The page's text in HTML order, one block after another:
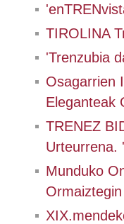
TIROLINA
'Trenzubia
Osagarrien
Eleganteak
TRENEZ
Urteurrena.
Munduko
Ormaiztegin